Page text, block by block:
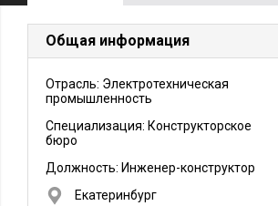
Общая информация
Отрасль: Электротехническая
промышленность
Специализация: Конструкторское
бюро
Должность: Инженер-конструктор
Екатеринбург